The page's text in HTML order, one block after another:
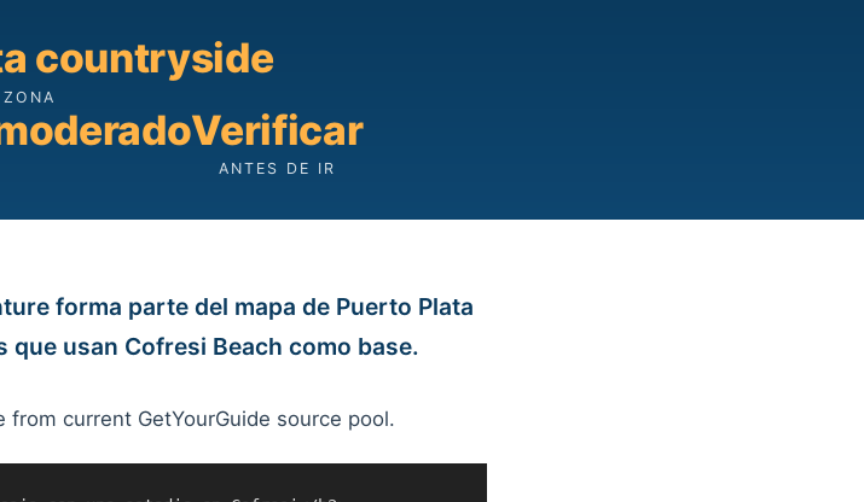
countryside
ZONA
Verificar
ANTES DE IR
forma parte del mapa de Puerto Plata
usan Cofresi Beach como base.
current GetYourGuide source pool.